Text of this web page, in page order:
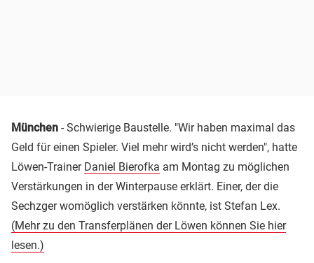
München - Schwierige Baustelle. "Wir haben maximal das
Geld für einen Spieler. Viel mehr wird’s nicht werden", hatte
Löwen-Trainer Daniel Bierofka am Montag zu möglichen
Verstärkungen in der Winterpause erklärt. Einer, der die
Sechzger womöglich verstärken könnte, ist Stefan Lex.
(Mehr zu den Transferplänen der Löwen können Sie hier
lesen.)